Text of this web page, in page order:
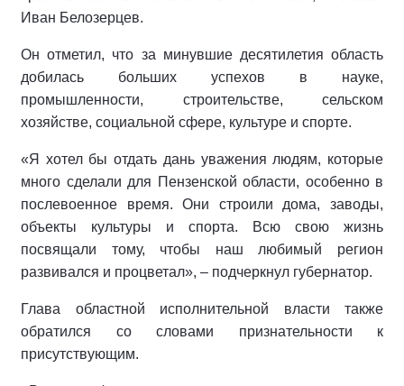
Иван Белозерцев.
Он отметил, что за минувшие десятилетия область
добилась больших успехов в науке,
промышленности, строительстве, сельском
хозяйстве, социальной сфере, культуре и спорте.
«Я хотел бы отдать дань уважения людям, которые
много сделали для Пензенской области, особенно в
послевоенное время. Они строили дома, заводы,
объекты культуры и спорта. Всю свою жизнь
посвящали тому, чтобы наш любимый регион
развивался и процветал», – подчеркнул губернатор.
Глава областной исполнительной власти также
обратился со словами признательности к
присутствующим.